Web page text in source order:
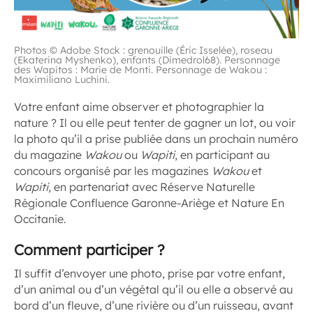
Photos © Adobe Stock : grenouille (Éric Isselée), roseau
(Ekaterina Myshenko), enfants (Dimedrol68). Personnage
des Wapitos : Marie de Monti. Personnage de Wakou :
Maximiliano Luchini.
Votre enfant aime observer et photographier la
nature ? Il ou elle peut tenter de gagner un lot, ou voir
la photo qu’il a prise publiée dans un prochain numéro
du magazine Wakouou Wapiti, en participant au
concours organisé par les magazines Wakouet
Wapiti, en partenariat avec Réserve Naturelle
Régionale Confluence Garonne-Ariège et Nature En
Occitanie.
Comment participer ?
Il suffit d’envoyer une photo, prise par votre enfant,
d’un animal ou d’un végétal qu’il ou elle a observé au
bord d’un fleuve, d’une rivière ou d’un ruisseau, avant